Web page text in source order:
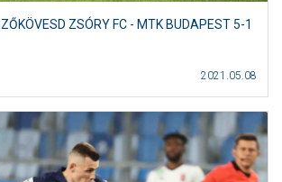
ZSÓRY FC - MTK BUDAPEST 5-1
2021.05.08